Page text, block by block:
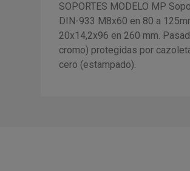
SOPORTES MODELO MP
DIN-933 M8x60 en 80 a
20x14,2x96 en 260 mm.
cromo) protegidas por
cero (estampado).